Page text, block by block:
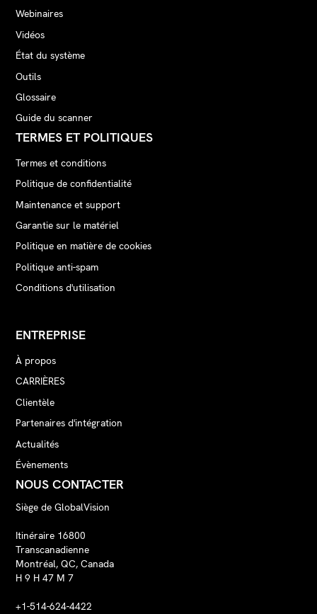
Webinaires
Vidéos
État du système
Outils
Glossaire
Guide du scanner
TERMES ET POLITIQUES
Termes et conditions
Politique de confidentialité
Maintenance et support
Garantie sur le matériel
Politique en matière de cookies
Politique anti-spam
Conditions d'utilisation
ENTREPRISE
À propos
CARRIÈRES
Clientèle
Partenaires d'intégration
Actualités
Évènements
NOUS CONTACTER
Siège de GlobalVision
Itinéraire 16800
Transcanadienne
Montréal, QC, Canada
H 9 H 47 M 7
+1-514-624-4422